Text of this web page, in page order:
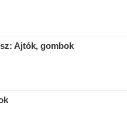
Ajtók, gombok